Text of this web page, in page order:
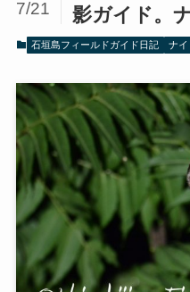
影ガイド。
7/21
石垣島フィールドガイド日記 ナイ